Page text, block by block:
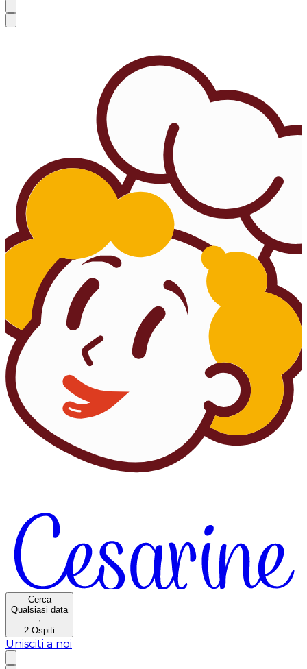
Cerca
Qualsiasi data
·
2 Ospiti
Unisciti a noi